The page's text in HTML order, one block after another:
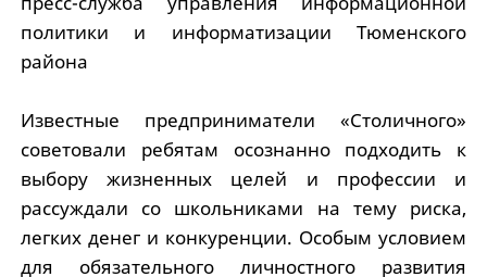
политики и информатизации Тюменского
района
Известные предприниматели «Столичного»
советовали ребятам осознанно подходить к
выбору жизненных целей и профессии и
рассуждали со школьниками на тему риска,
легких денег и конкуренции. Особым условием
для обязательного личностного развития